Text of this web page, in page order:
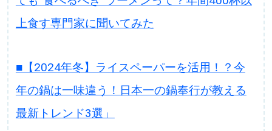
上食す専門家に聞いてみた
■【2024年冬】ライスペーパーを活用！？今
年の鍋は一味違う！日本一の鍋奉行が教える
最新トレンド3選」